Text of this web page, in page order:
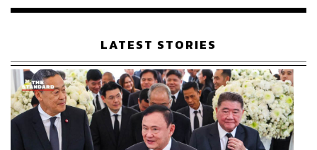
เรือนไทยที่ถูกซุกไว้
LATEST STORIES